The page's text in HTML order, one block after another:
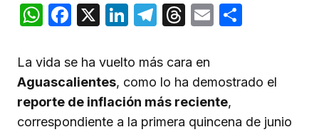
WhatsApp
Facebook
X LinkedIn
Telegram
Threads
Email
La vida se ha vuelto más cara en
Aguascalientes, como lo ha demostrado el
reporte de inflación más reciente,
correspondiente a la primera quincena de junio